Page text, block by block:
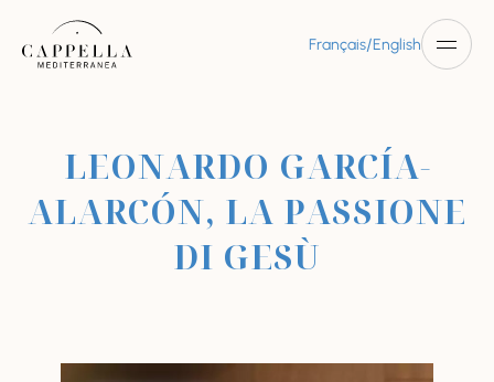
Français/English
LEONARDO GARCÍA-
ALARCÓN, LA PASSIONE
DI GESÙ